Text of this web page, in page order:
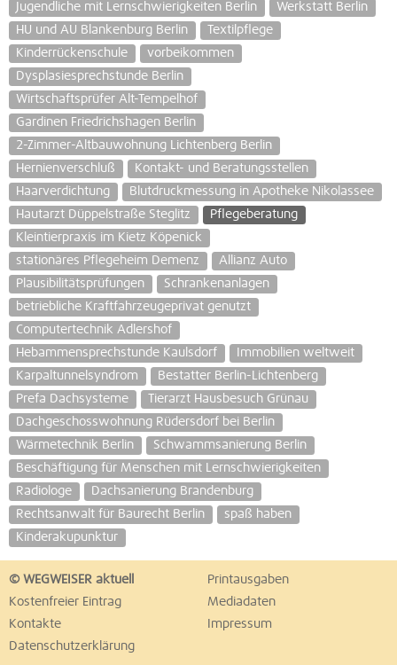
Jugendliche mit Lernschwierigkeiten Berlin
Werkstatt Berlin
HU und AU Blankenburg Berlin
Textilpflege
Kinderrückenschule
vorbeikommen
Dysplasiesprechstunde Berlin
Wirtschaftsprüfer Alt-Tempelhof
Gardinen Friedrichshagen Berlin
2-Zimmer-Altbauwohnung Lichtenberg Berlin
Hernienverschluß
Kontakt- und Beratungsstellen
Haarverdichtung
Blutdruckmessung in Apotheke Nikolassee
Hautarzt Düppelstraße Steglitz
Pflegeberatung
Kleintierpraxis im Kietz Köpenick
stationäres Pflegeheim Demenz
Allianz Auto
Plausibilitätsprüfungen
Schrankenanlagen
betriebliche Kraftfahrzeugeprivat genutzt
Computertechnik Adlershof
Hebammensprechstunde Kaulsdorf
Immobilien weltweit
Karpaltunnelsyndrom
Bestatter Berlin-Lichtenberg
Prefa Dachsysteme
Tierarzt Hausbesuch Grünau
Dachgeschosswohnung Rüdersdorf bei Berlin
Wärmetechnik Berlin
Schwammsanierung Berlin
Beschäftigung für Menschen mit Lernschwierigkeiten
Radiologe
Dachsanierung Brandenburg
Rechtsanwalt für Baurecht Berlin
spaß haben
Kinderakupunktur
© WEGWEISER aktuell
Printausgaben
Kostenfreier Eintrag
Mediadaten
Kontakte
Impressum
Datenschutzerklärung